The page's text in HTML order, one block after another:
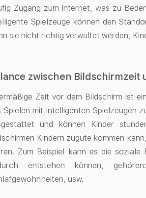
Zugang zum Internet, was zu
Spielzeuge können den
sie nicht richtig verwaltet werden,
zwischen Bildschirmzeit
Zeit vor dem Bildschirm ist
Spielen mit intelligenten Spielzeugen
und können Kinder
Kindern zugute kommen
Zum Beispiel kann es die soziale
entstehen können, gehören:
, usw.